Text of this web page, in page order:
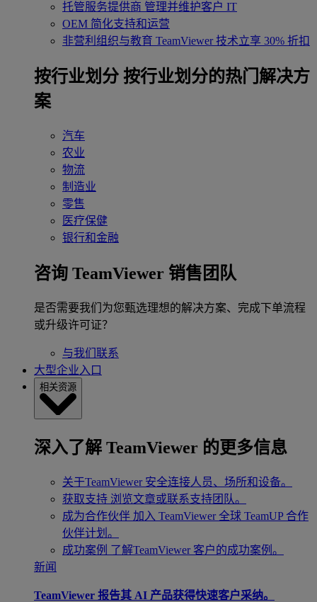
托管服务提供商 管理并维护客户 IT
OEM 简化支持和运营
非营利组织与教育 TeamViewer 技术立享 30% 折扣
‌按行业划分 按行业划分的热门解决方
案
汽车
农业
物流
制造业
零售
医疗保健
银行和金融
咨询 TeamViewer 销售团队
是否需要我们为您甄选理想的解决方案、完成下单流程
或升级许可证？
与我们联系
大型企业入口
相关资源
深入了解 TeamViewer 的更多信息
关于TeamViewer 安全连接人员、场所和设备。
获取支持 浏览文章或联系支持团队。
成为合作伙伴 加入 TeamViewer 全球 TeamUP 合作
伙伴计划。
成功案例 了解TeamViewer 客户的成功案例。
新闻
TeamViewer 报告其 AI 产品获得快速客户采纳。